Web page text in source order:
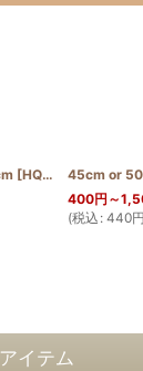
[HQT50_80_PUL
]
400円 ～
(税込 : 440円
イテム